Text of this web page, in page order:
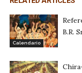
Calendario
B.R.